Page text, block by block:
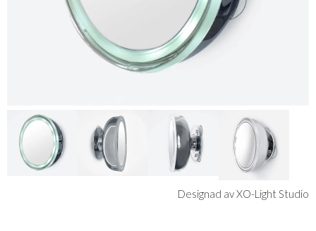
Designad av XO-Light Studio